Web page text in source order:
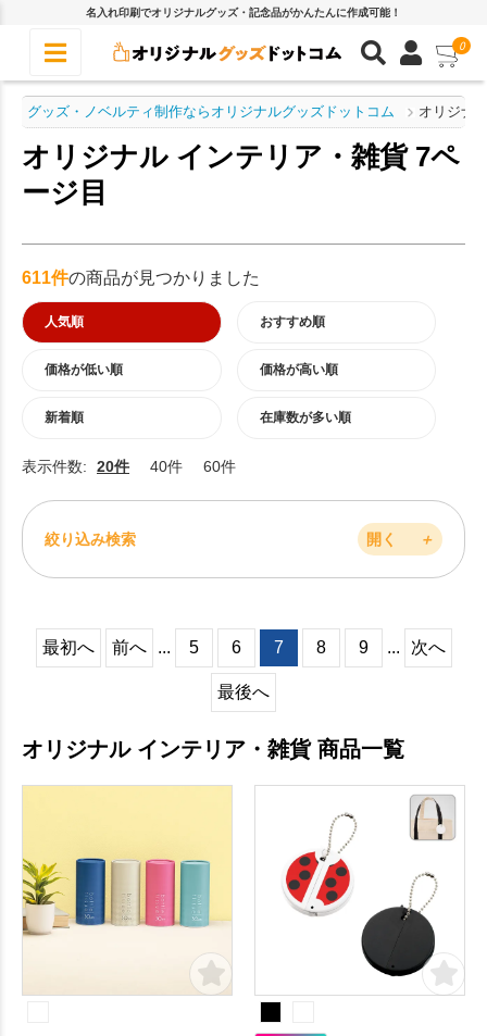
名入れ印刷でオリジナルグッズ・記念品がかんたんに作成可能！
0
グッズ・ノベルティ制作ならオリジナルグッズドットコム オリジナ
オリジナル インテリア・雑貨 7ペ
ージ目
611件の商品が見つかりました
人気順 おすすめ順
価格が低い順 価格が高い順
新着順 在庫数が多い順
表示件数: 20件 40件 60件
絞り込み検索 開く ＋
最初へ 前へ ... 5 6 7 8 9 ... 次へ
最後へ
オリジナル インテリア・雑貨 商品一覧